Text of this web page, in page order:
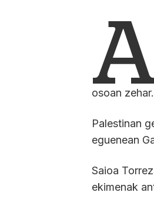
osoan zehar.
Palestinan
eguenean
Saioa
ekimenak